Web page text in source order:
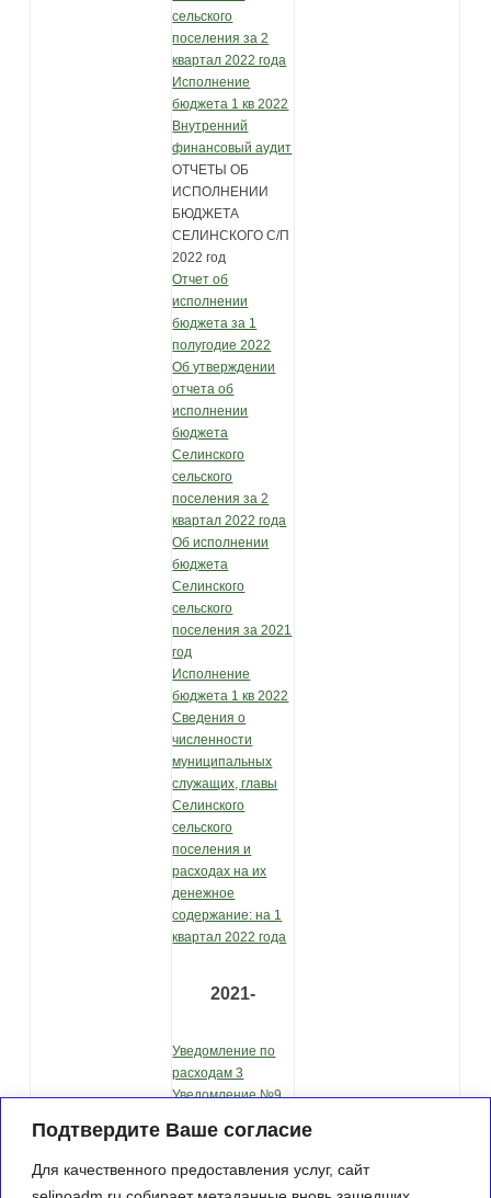
Подтвердите Ваше согласие
Для качественного предоставления услуг, сайт
сельского
поселения за 2
квартал 2022 года
Исполнение
бюджета 1 кв 2022
Внутренний
финансовый аудит
ОТЧЕТЫ ОБ
ИСПОЛНЕНИИ
БЮДЖЕТА
СЕЛИНСКОГО С/П
2022 год
Отчет об
исполнении
бюджета за 1
полугодие 2022
Об утверждении
отчета об
исполнении
бюджета
Селинского
сельского
поселения за 2
квартал 2022 года
Об исполнении
бюджета
Селинского
сельского
поселения за 2021
год
Исполнение
бюджета 1 кв 2022
Сведения о
численности
муниципальных
служащих, главы
Селинского
сельского
поселения и
расходах на их
денежное
содержание: на 1
квартал 2022 года
2021-
Уведомление по
расходам 3
Уведомление №9
отчета об
бюджета